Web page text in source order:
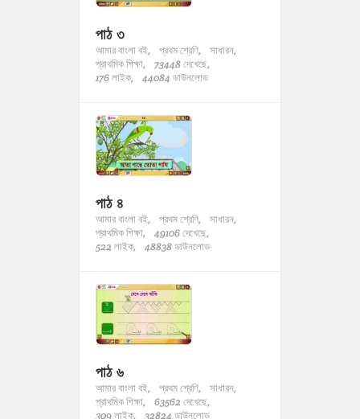
পাঠ ৩
আমার বাংলা বই, প্রথম শ্রেণি,
সাধারন,
প্রাথমিক শিক্ষা,
73448 দেখেছে,
176 লাইক,
44084 ডাউনলোড
পাঠ ৪
আমার বাংলা বই, প্রথম শ্রেণি,
সাধারন,
প্রাথমিক শিক্ষা,
49106 দেখেছে,
522 লাইক,
48838 ডাউনলোড
পাঠ ৬
আমার বাংলা বই, প্রথম শ্রেণি,
সাধারন,
প্রাথমিক শিক্ষা,
63562 দেখেছে,
309 লাইক,
32824 ডাউনলোড